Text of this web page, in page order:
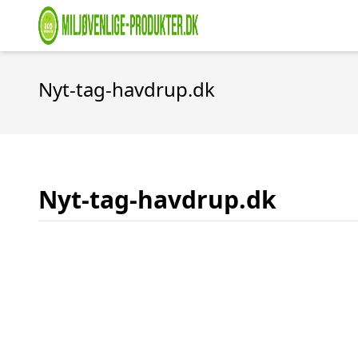
Nyt-tag-havdrup.dk
Nyt-tag-havdrup.dk